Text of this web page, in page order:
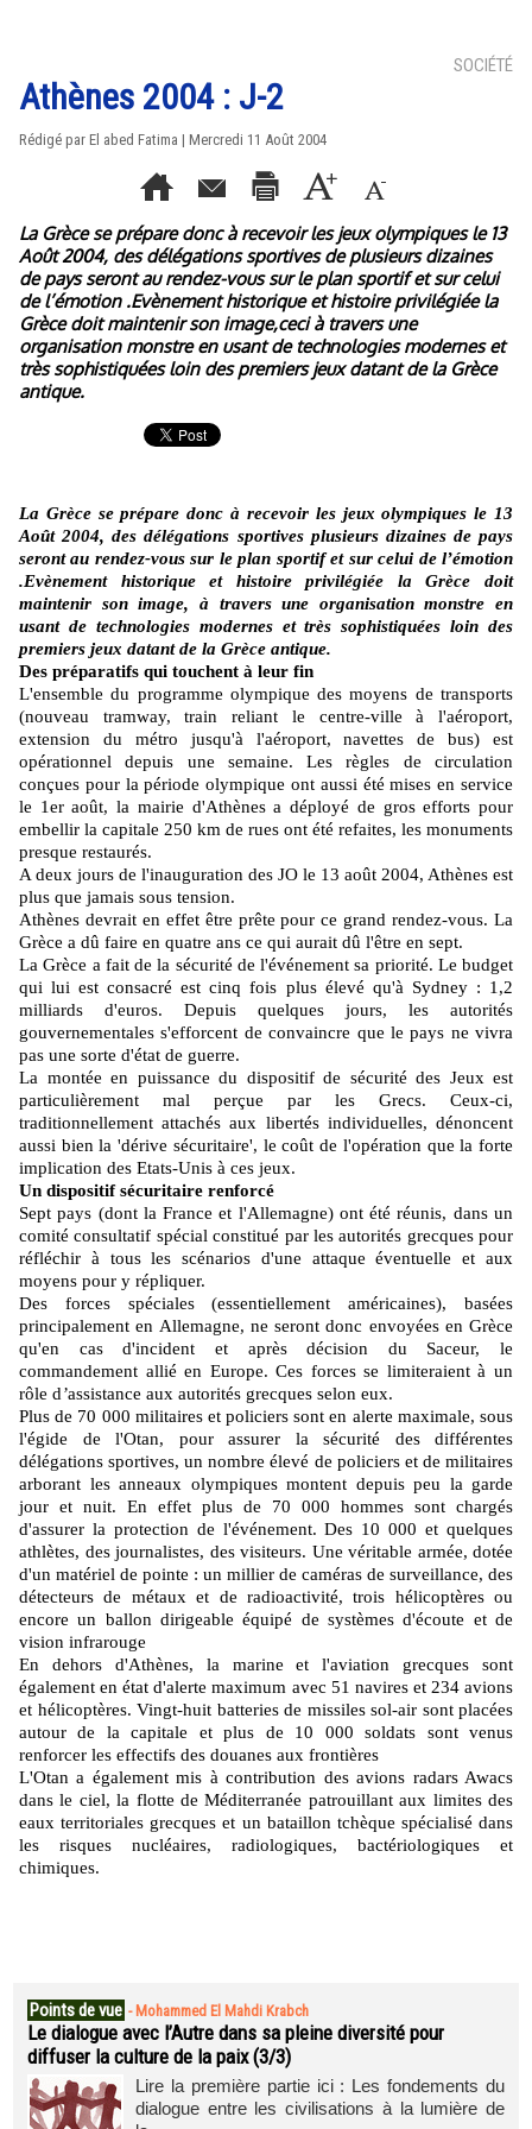
SOCIÉTÉ
Athènes 2004 : J-2
Rédigé par El abed Fatima | Mercredi 11 Août 2004
La Grèce se prépare donc à recevoir les jeux olympiques le 13
Août 2004, des délégations sportives de plusieurs dizaines
de pays seront au rendez-vous sur le plan sportif et sur celui
de l’émotion .Evènement historique et histoire privilégiée la
Grèce doit maintenir son image,ceci à travers une
organisation monstre en usant de technologies modernes et
très sophistiquées loin des premiers jeux datant de la Grèce
antique.
La Grèce se prépare donc à recevoir les jeux olympiques le 13
Août 2004, des délégations sportives plusieurs dizaines de pays
seront au rendez-vous sur le plan sportif et sur celui de l’émotion
.Evènement historique et histoire privilégiée la Grèce doit
maintenir son image, à travers une organisation monstre en
usant de technologies modernes et très sophistiquées loin des
premiers jeux datant de la Grèce antique.
Des préparatifs qui touchent à leur fin
L'ensemble du programme olympique des moyens de transports
(nouveau tramway, train reliant le centre-ville à l'aéroport,
extension du métro jusqu'à l'aéroport, navettes de bus) est
opérationnel depuis une semaine. Les règles de circulation
conçues pour la période olympique ont aussi été mises en service
le 1er août, la mairie d'Athènes a déployé de gros efforts pour
embellir la capitale 250 km de rues ont été refaites, les monuments
presque restaurés.
A deux jours de l'inauguration des JO le 13 août 2004, Athènes est
plus que jamais sous tension.
Athènes devrait en effet être prête pour ce grand rendez-vous. La
Grèce a dû faire en quatre ans ce qui aurait dû l'être en sept.
La Grèce a fait de la sécurité de l'événement sa priorité. Le budget
qui lui est consacré est cinq fois plus élevé qu'à Sydney : 1,2
milliards d'euros. Depuis quelques jours, les autorités
gouvernementales s'efforcent de convaincre que le pays ne vivra
pas une sorte d'état de guerre.
La montée en puissance du dispositif de sécurité des Jeux est
particulièrement mal perçue par les Grecs. Ceux-ci,
traditionnellement attachés aux libertés individuelles, dénoncent
aussi bien la 'dérive sécuritaire', le coût de l'opération que la forte
implication des Etats-Unis à ces jeux.
Un dispositif sécuritaire renforcé
Sept pays (dont la France et l'Allemagne) ont été réunis, dans un
comité consultatif spécial constitué par les autorités grecques pour
réfléchir à tous les scénarios d'une attaque éventuelle et aux
moyens pour y répliquer.
Des forces spéciales (essentiellement américaines), basées
principalement en Allemagne, ne seront donc envoyées en Grèce
qu'en cas d'incident et après décision du Saceur, le
commandement allié en Europe. Ces forces se limiteraient à un
rôle d’assistance aux autorités grecques selon eux.
Plus de 70 000 militaires et policiers sont en alerte maximale, sous
l'égide de l'Otan, pour assurer la sécurité des différentes
délégations sportives, un nombre élevé de policiers et de militaires
arborant les anneaux olympiques montent depuis peu la garde
jour et nuit. En effet plus de 70 000 hommes sont chargés
d'assurer la protection de l'événement. Des 10 000 et quelques
athlètes, des journalistes, des visiteurs. Une véritable armée, dotée
d'un matériel de pointe : un millier de caméras de surveillance, des
détecteurs de métaux et de radioactivité, trois hélicoptères ou
encore un ballon dirigeable équipé de systèmes d'écoute et de
vision infrarouge
En dehors d'Athènes, la marine et l'aviation grecques sont
également en état d'alerte maximum avec 51 navires et 234 avions
et hélicoptères. Vingt-huit batteries de missiles sol-air sont placées
autour de la capitale et plus de 10 000 soldats sont venus
renforcer les effectifs des douanes aux frontières
L'Otan a également mis à contribution des avions radars Awacs
dans le ciel, la flotte de Méditerranée patrouillant aux limites des
eaux territoriales grecques et un bataillon tchèque spécialisé dans
les risques nucléaires, radiologiques, bactériologiques et
chimiques.
Points de vue - Mohammed El Mahdi Krabch
Le dialogue avec l’Autre dans sa pleine diversité pour
diffuser la culture de la paix (3/3)
Lire la première partie ici : Les fondements du
dialogue entre les civilisations à la lumière de